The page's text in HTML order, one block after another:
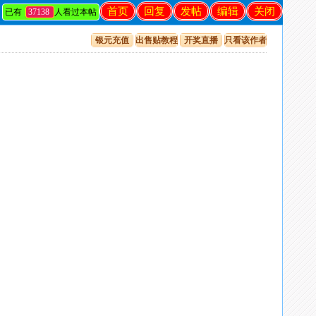
关闭
编辑
发帖
回复
首页
已有 37138 人看过本帖
银元充值 出售贴教程 开奖直播 只看该作者